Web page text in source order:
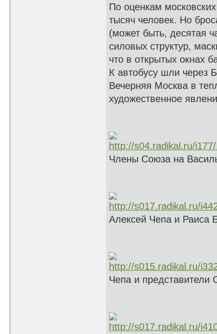
По оценкам
тысяч человек. Но
(может быть, десятая
силовых структур,
что в открытых окнах
К автобусу шли через
Вечерняя Москва в
художественное
Члены Союза на
Алексей Чепа и Раиса
Чепа и представители